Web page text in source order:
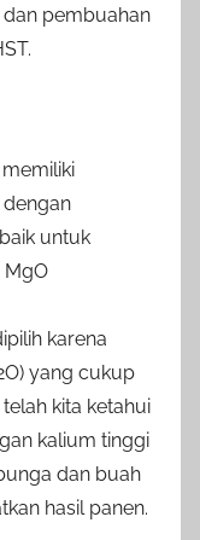
pembuahan
dengan
untuk
MgO
karena
yang cukup
kita ketahui
kalium tinggi
dan buah
hasil panen.